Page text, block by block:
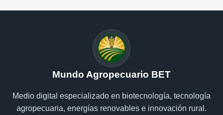
Mundo Agropecuario BET
Medio digital especializado en biotecnología, tecnología
agropecuaria, energías renovables e innovación rural.